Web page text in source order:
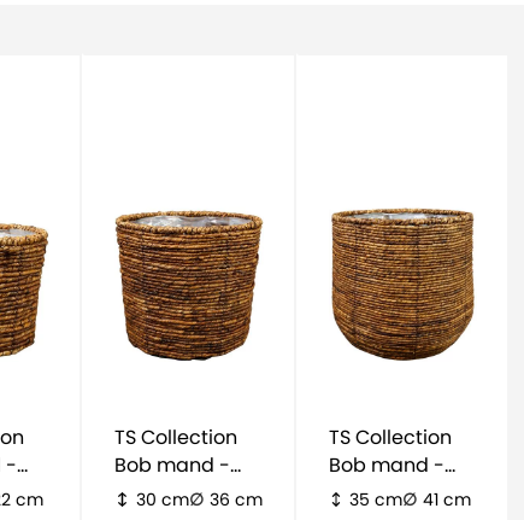
-
cm
TS Collection
Bob mand -
bruin
30 cm 36 cm
TS Collection
Bob mand -
bruin
35 cm 41 cm